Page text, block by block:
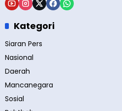
Kategori
Siaran Pers
Nasional
Daerah
Mancanegara
Sosial